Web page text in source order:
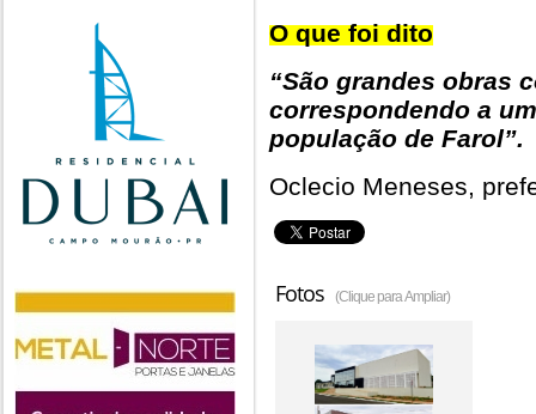
O que foi dito
“São grandes obras
correspondendo a
população de Farol”.
Oclecio Meneses,
Fotos (Clique para Ampliar)